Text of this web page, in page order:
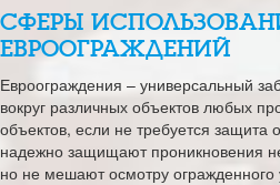
СФЕРЫ
ЕВРООГРАЖДЕНИЙ
Евроограждения – универсальный
вокруг различных объектов любых
объектов, если не требуется
надежно защищают проникновения
но не мешают осмотру огражденного